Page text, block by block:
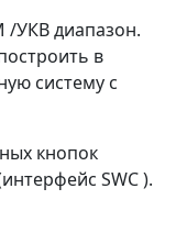
/УКВ диапазон.
в
систему с
кнопок
SWC).